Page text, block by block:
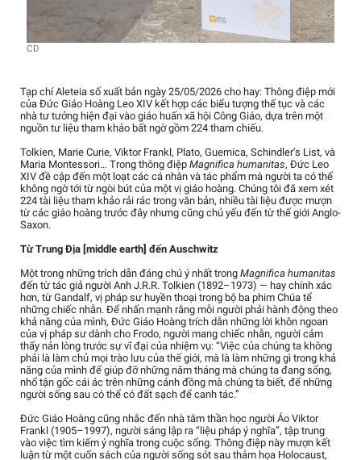
CD
Tạp chí Aleteia số xuất bản ngày 25/05/2026 cho hay: Thông điệp mới
của Đức Giáo Hoàng Leo XIV kết hợp các biểu tượng thế tục và các
nhà tư tưởng hiện đại vào giáo huấn xã hội Công Giáo, dựa trên một
nguồn tư liệu tham khảo bất ngờ gồm 224 tham chiếu.
Tolkien, Marie Curie, Viktor Frankl, Plato, Guernica, Schindler’s List, và
Maria Montessori… Trong thông điệp Magnifica humanitas, Đức Leo
XIV đề cập đến một loạt các cá nhân và tác phẩm mà người ta có thể
không ngờ tới từ ngòi bút của một vị giáo hoàng. Chúng tôi đã xem xét
224 tài liệu tham khảo rải rác trong văn bản, nhiều tài liệu được mượn
từ các giáo hoàng trước đây nhưng cũng chủ yếu đến từ thế giới Anglo-
Saxon.
Từ Trung Địa [middle earth] đến Auschwitz
Một trong những trích dẫn đáng chú ý nhất trong Magnifica humanitas
đến từ tác giả người Anh J.R.R. Tolkien (1892–1973) — hay chính xác
hơn, từ Gandalf, vị pháp sư huyền thoại trong bộ ba phim Chúa tể
những chiếc nhẫn. Để nhấn mạnh rằng mỗi người phải hành động theo
khả năng của mình, Đức Giáo Hoàng trích dẫn những lời khôn ngoan
của vị pháp sư dành cho Frodo, người mang chiếc nhẫn, người cảm
thấy nản lòng trước sự vĩ đại của nhiệm vụ: “Việc của chúng ta không
phải là làm chủ mọi trào lưu của thế giới, mà là làm những gì trong khả
năng của mình để giúp đỡ những năm tháng mà chúng ta đang sống,
nhổ tận gốc cái ác trên những cánh đồng mà chúng ta biết, để những
người sống sau có thể có đất sạch để canh tác.”
Đức Giáo Hoàng cũng nhắc đến nhà tâm thần học người Áo Viktor
Frankl (1905–1997), người sáng lập ra “liệu pháp ý nghĩa”, tập trung
vào việc tìm kiếm ý nghĩa trong cuộc sống. Thông điệp này mượn kết
luận từ một cuốn sách của người sống sót sau thảm họa Holocaust,